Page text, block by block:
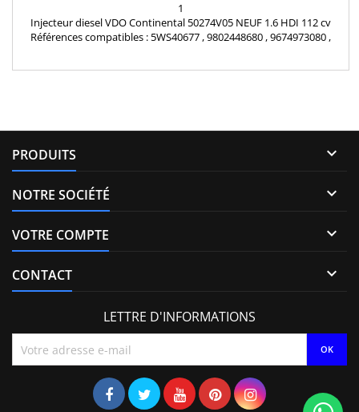
1
Injecteur diesel VDO Continental 50274V05 NEUF 1.6 HDI 112 cv
Références compatibles : 5WS40677 , 9802448680 , 9674973080 ,
PRODUITS 
NOTRE SOCIÉTÉ 
VOTRE COMPTE 
CONTACT 
LETTRE D'INFORMATIONS